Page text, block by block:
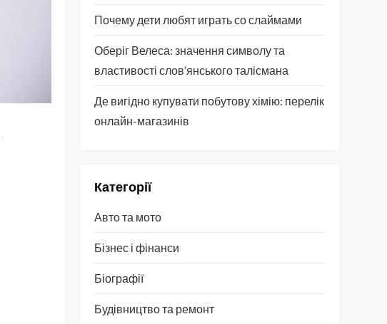
Почему дети любят играть со слаймами
Оберіг Велеса: значення символу та
властивості слов’янського талісмана
Де вигідно купувати побутову хімію: перелік
онлайн-магазинів
Категорії
Авто та мото
Бізнес і фінанси
Біографії
Будівництво та ремонт